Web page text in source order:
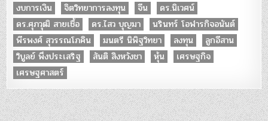
งบการเงิน
จิตวิทยาการลงทุน จีน
ดร.นิเวศน์
ดร.ศุภวุฒิ สายเชื้อ
ดร.ไสว บุญมา
นรินทร์ โอฬารกิจอนันต์
พีรพงศ์ สุวรรณโภคิน
มนตรี นิพิฐวิทยา ลงทุน
ลูกอีสาน
วิบูลย์ พึงประเสริฐ
สันติ สิงหวังชา หุ้น
เศรษฐกิจ
เศรษฐศาสตร์